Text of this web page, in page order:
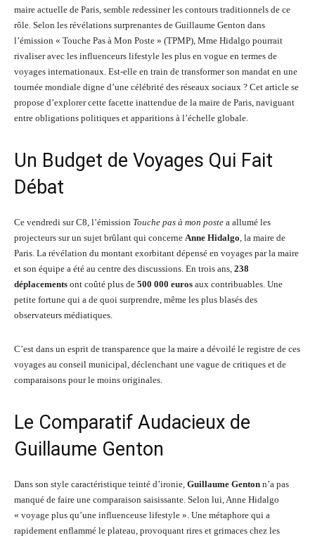
maire actuelle de Paris, semble redessiner les contours traditionnels de ce
rôle. Selon les révélations surprenantes de Guillaume Genton dans
l’émission « Touche Pas à Mon Poste » (TPMP), Mme Hidalgo pourrait
rivaliser avec les influenceurs lifestyle les plus en vogue en termes de
voyages internationaux. Est-elle en train de transformer son mandat en une
tournée mondiale digne d’une célébrité des réseaux sociaux ? Cet article se
propose d’explorer cette facette inattendue de la maire de Paris, naviguant
entre obligations politiques et apparitions à l’échelle globale.
Un Budget de Voyages Qui Fait
Débat
Ce vendredi sur C8, l’émission Touche pas à mon poste a allumé les
projecteurs sur un sujet brûlant qui concerne Anne Hidalgo, la maire de
Paris. La révélation du montant exorbitant dépensé en voyages par la maire
et son équipe a été au centre des discussions. En trois ans, 238
déplacements ont coûté plus de 500 000 euros aux contribuables. Une
petite fortune qui a de quoi surprendre, même les plus blasés des
observateurs médiatiques.
C’est dans un esprit de transparence que la maire a dévoilé le registre de ces
voyages au conseil municipal, déclenchant une vague de critiques et de
comparaisons pour le moins originales.
Le Comparatif Audacieux de
Guillaume Genton
Dans son style caractéristique teinté d’ironie, Guillaume Genton n’a pas
manqué de faire une comparaison saisissante. Selon lui, Anne Hidalgo
« voyage plus qu’une influenceuse lifestyle ». Une métaphore qui a
rapidement enflammé le plateau, provoquant rires et grimaces chez les